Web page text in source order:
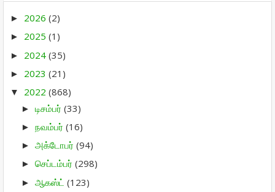
► 2026 (2)
► 2025 (1)
► 2024 (35)
► 2023 (21)
▼ 2022 (868)
► டிசம்பர் (33)
► நவம்பர் (16)
► அக்டோபர் (94)
► செப்டம்பர் (298)
► ஆகஸ்ட் (123)